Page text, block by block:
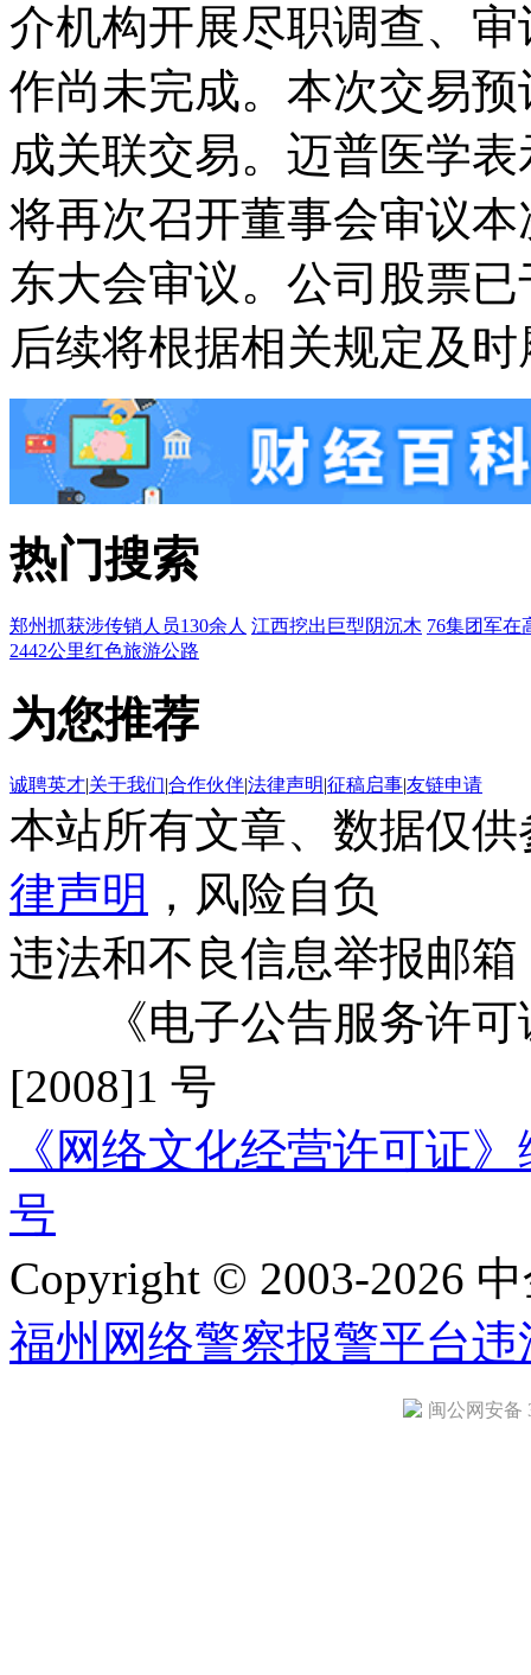
介机构开展尽职调查、
作尚未完成。本次交易
成关联交易。迈普医学
将再次召开董事会审议
东大会审议。公司股票
后续将根据相关规定及
热门搜索
郑州抓获涉传销人员130余人 江西挖出巨型阴沉木 76集团军在
2442公里红色旅游公路
为您推荐
诚聘英才|关于我们|合作伙伴|法律声明|征稿启事|友链申请
本站所有文章、数据仅
律声明 ，风险自负
违法和不良信息举报邮箱
《电子公告服务许可
[2008]1 号
《网络文化经营许可证
号
Copyright © 2003-2026
福州网络警察报警平台违
闽公网安备